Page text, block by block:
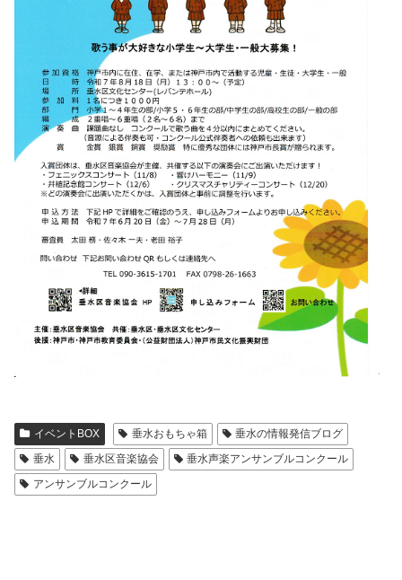
イベントBOX 垂水おもちゃ箱
垂水の情報発信ブログ
垂水
垂水区音楽協会
垂水声楽アンサンブルコンクール
アンサンブルコンクール